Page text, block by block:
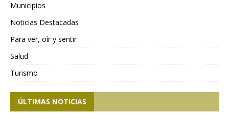
Municipios
Noticias Destacadas
Para ver, oír y sentir
Salud
Turismo
ÚLTIMAS NOTICIAS